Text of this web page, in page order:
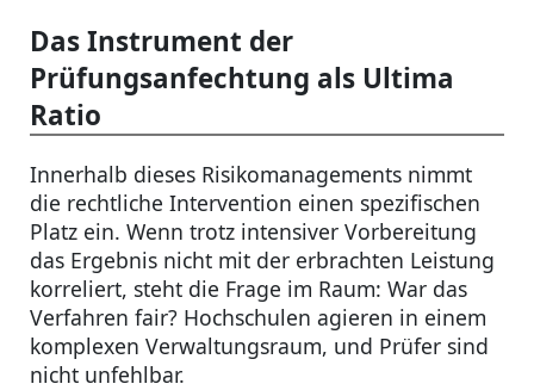
Das Instrument der
Prüfungsanfechtung als Ultima
Ratio
Innerhalb dieses Risikomanagements nimmt
die rechtliche Intervention einen spezifischen
Platz ein. Wenn trotz intensiver Vorbereitung
das Ergebnis nicht mit der erbrachten Leistung
korreliert, steht die Frage im Raum: War das
Verfahren fair? Hochschulen agieren in einem
komplexen Verwaltungsraum, und Prüfer sind
nicht unfehlbar.